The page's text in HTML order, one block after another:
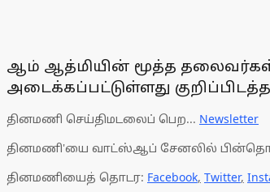
ஆம் ஆத்மியின் மூத்த தலைவர்கள்
அடைக்கப்பட்டுள்ளது
தினமணி செய்திமடலைப் பெற... Newsletter
தினமணி'யை வாட்ஸ்ஆப் சேனலில்
தினமணியைத் தொடர: Facebook, Twitter,